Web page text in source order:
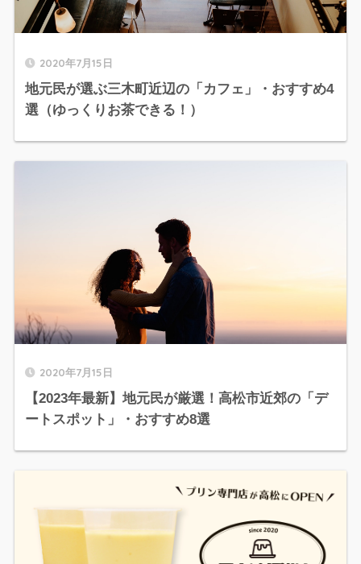
2020年7月15日
地元民が選ぶ三木町近辺の「カフェ」・おすすめ4
選（ゆっくりお茶できる！）
2020年7月15日
【2023年最新】地元民が厳選！高松市近郊の「デ
ートスポット」・おすすめ8選